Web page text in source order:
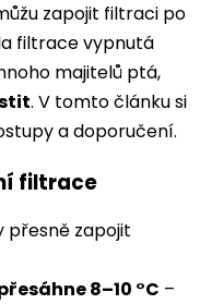
zapojit filtraci po
filtrace vypnutá
majitelů ptá,
. V tomto článku si
a doporučení.
filtrace
přesně zapojit
8–10 °C –